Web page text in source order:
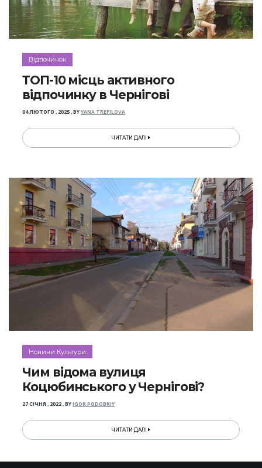
Відпочинок
ТОП-10 місць активного
відпочинку в Чернігові
04 ЛЮТОГО , 2025,BYYANA TREFILOVA
ЧИТАТИ ДАЛІ
Новини Культури
Чим відома вулиця
Коцюбинського у Чернігові?
27 СІЧНЯ , 2022,BYIGOR PODOBRIY
ЧИТАТИ ДАЛІ